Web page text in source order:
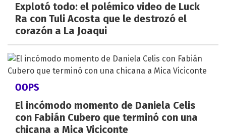
Explotó todo: el polémico video de Luck
Ra con Tuli Acosta que le destrozó el
corazón a La Joaqui
OOPS
El incómodo momento de Daniela Celis
con Fabián Cubero que terminó con una
chicana a Mica Viciconte